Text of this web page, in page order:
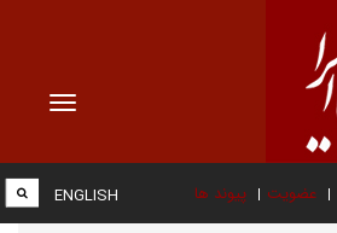
Toggle
عضویت پیوند ها ENGLISH